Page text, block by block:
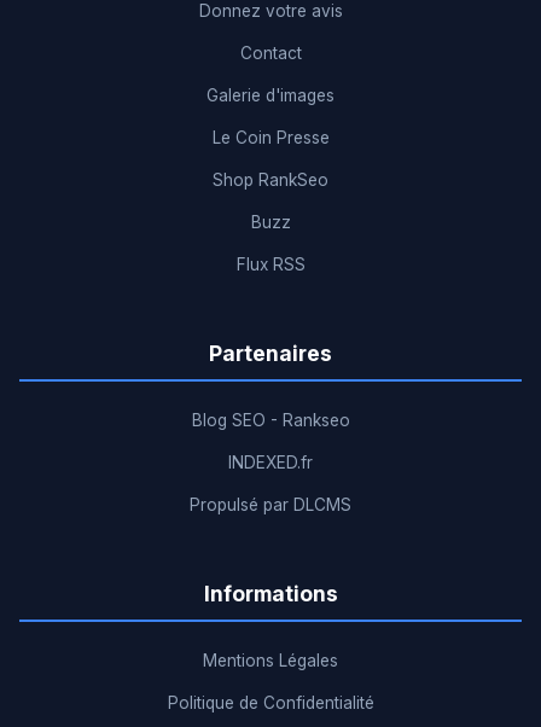
Donnez votre avis
Contact
Galerie d'images
Le Coin Presse
Shop RankSeo
Buzz
Flux RSS
Partenaires
Blog SEO - Rankseo
INDEXED.fr
Propulsé par DLCMS
Informations
Mentions Légales
Politique de Confidentialité